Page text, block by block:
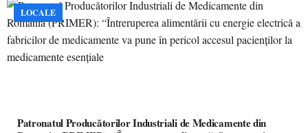
LOCALE
Patronatul Producătorilor Industriali de Medicamente din